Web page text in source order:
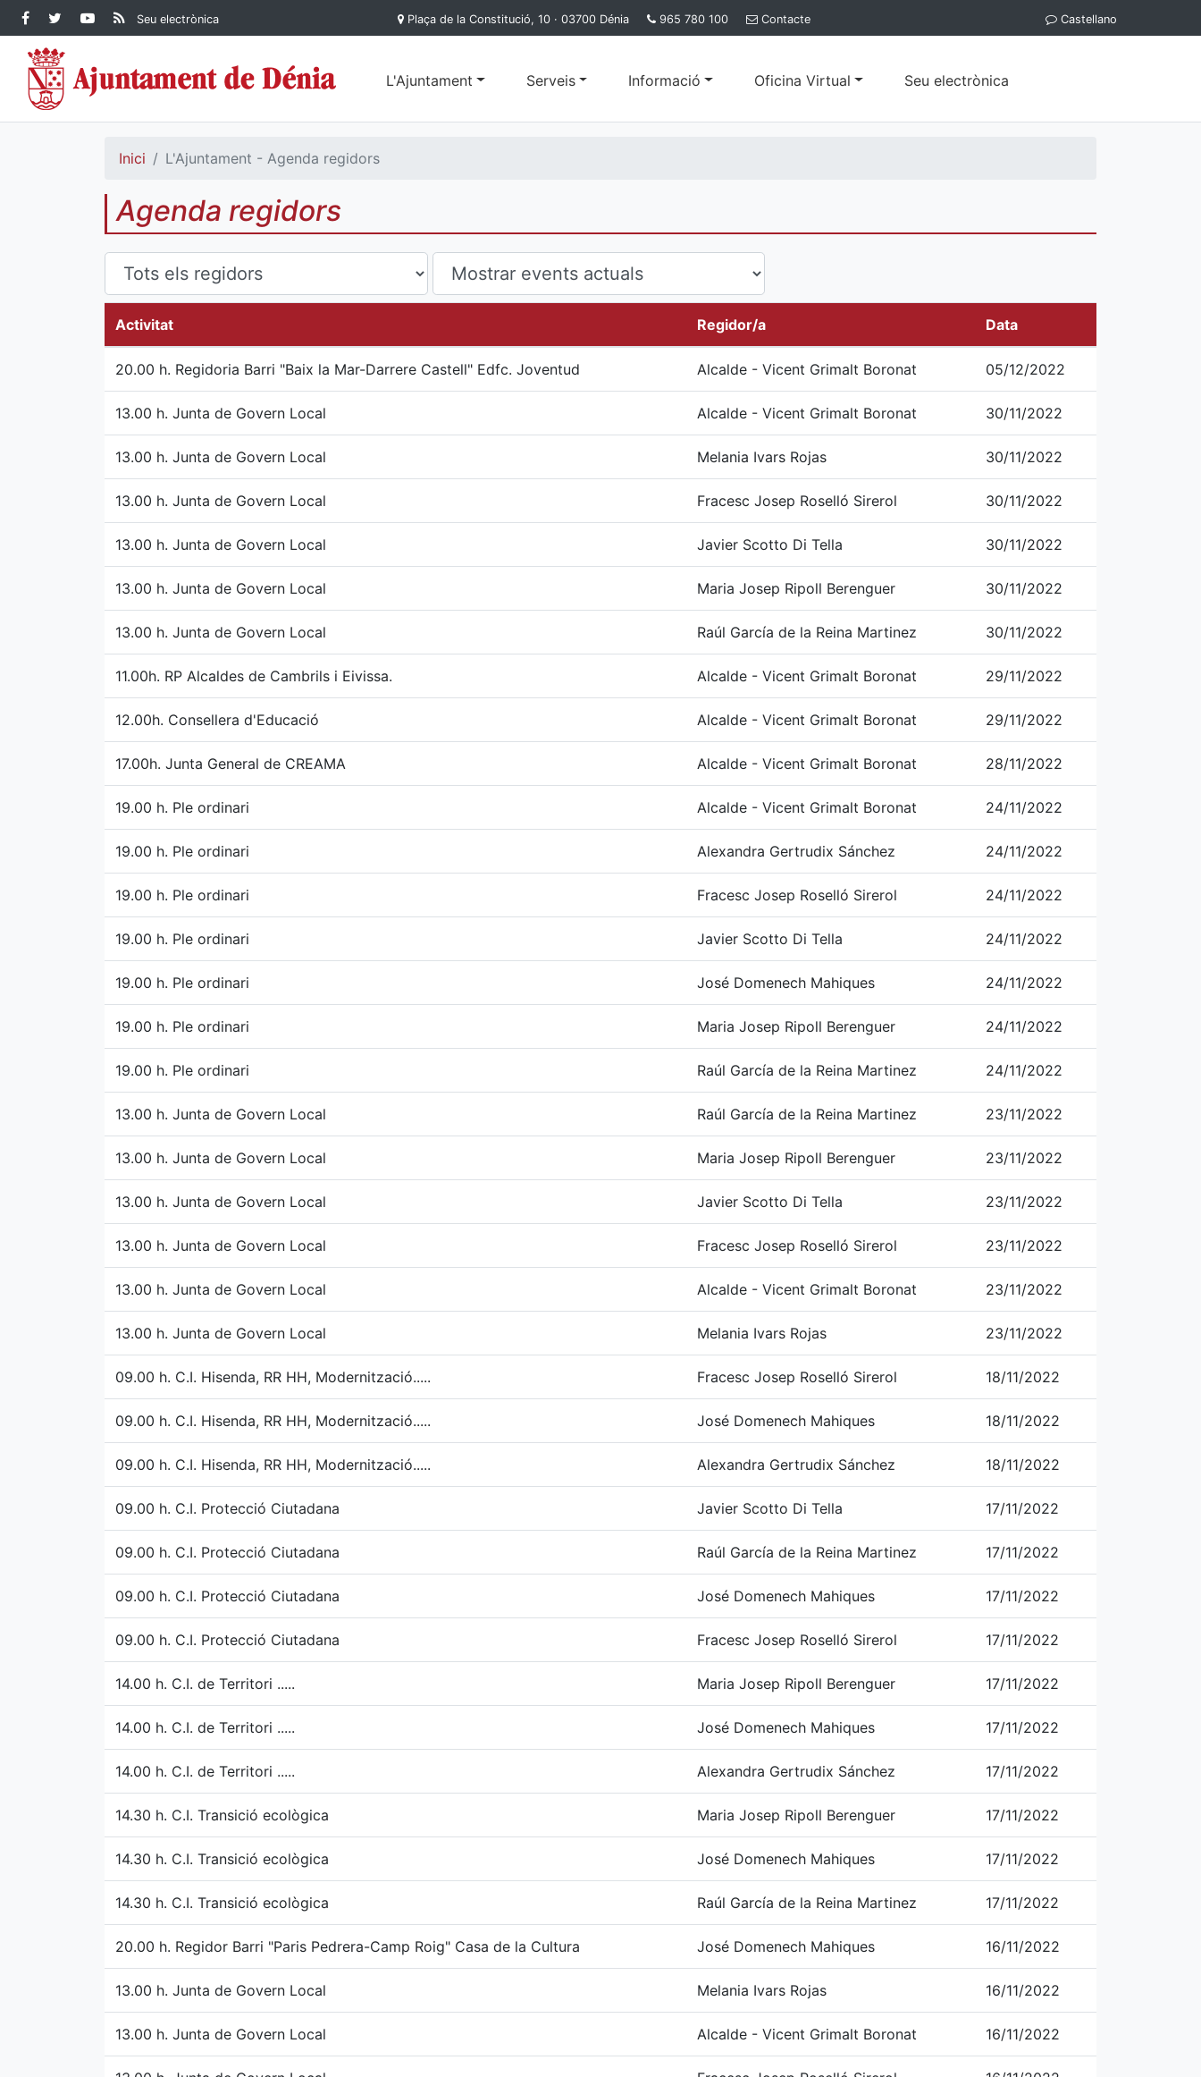
Contingut principal
Facebook Ajuntament de
Dénia
Twitter Ajuntament de
Dénia
YouTube Ajuntament
de Dénia
RSS Actualitat
Ajuntament de
Seu electrònica Plaça de la Constitució, 10 · 03700 Dénia 965 780 100 Contacte Castellano
L'Ajuntament Serveis Informació Oficina Virtual Seu electrònica
Inici L'Ajuntament - Agenda regidors
Agenda regidors
Activitat Regidor/a Data
20.00 h. Regidoria Barri "Baix la Mar-Darrere Castell" Edfc. Joventud Alcalde - Vicent Grimalt Boronat 05/12/2022
13.00 h. Junta de Govern Local Alcalde - Vicent Grimalt Boronat 30/11/2022
13.00 h. Junta de Govern Local Melania Ivars Rojas 30/11/2022
13.00 h. Junta de Govern Local Fracesc Josep Roselló Sirerol 30/11/2022
13.00 h. Junta de Govern Local Javier Scotto Di Tella 30/11/2022
13.00 h. Junta de Govern Local Maria Josep Ripoll Berenguer 30/11/2022
13.00 h. Junta de Govern Local Raúl García de la Reina Martinez 30/11/2022
11.00h. RP Alcaldes de Cambrils i Eivissa. Alcalde - Vicent Grimalt Boronat 29/11/2022
12.00h. Consellera d'Educació Alcalde - Vicent Grimalt Boronat 29/11/2022
17.00h. Junta General de CREAMA Alcalde - Vicent Grimalt Boronat 28/11/2022
19.00 h. Ple ordinari Alcalde - Vicent Grimalt Boronat 24/11/2022
19.00 h. Ple ordinari Alexandra Gertrudix Sánchez 24/11/2022
19.00 h. Ple ordinari Fracesc Josep Roselló Sirerol 24/11/2022
19.00 h. Ple ordinari Javier Scotto Di Tella 24/11/2022
19.00 h. Ple ordinari José Domenech Mahiques 24/11/2022
19.00 h. Ple ordinari Maria Josep Ripoll Berenguer 24/11/2022
19.00 h. Ple ordinari Raúl García de la Reina Martinez 24/11/2022
13.00 h. Junta de Govern Local Raúl García de la Reina Martinez 23/11/2022
13.00 h. Junta de Govern Local Maria Josep Ripoll Berenguer 23/11/2022
13.00 h. Junta de Govern Local Javier Scotto Di Tella 23/11/2022
13.00 h. Junta de Govern Local Fracesc Josep Roselló Sirerol 23/11/2022
13.00 h. Junta de Govern Local Alcalde - Vicent Grimalt Boronat 23/11/2022
13.00 h. Junta de Govern Local Melania Ivars Rojas 23/11/2022
09.00 h. C.I. Hisenda, RR HH, Modernització..... Fracesc Josep Roselló Sirerol 18/11/2022
09.00 h. C.I. Hisenda, RR HH, Modernització..... José Domenech Mahiques 18/11/2022
09.00 h. C.I. Hisenda, RR HH, Modernització..... Alexandra Gertrudix Sánchez 18/11/2022
09.00 h. C.I. Protecció Ciutadana Javier Scotto Di Tella 17/11/2022
09.00 h. C.I. Protecció Ciutadana Raúl García de la Reina Martinez 17/11/2022
09.00 h. C.I. Protecció Ciutadana José Domenech Mahiques 17/11/2022
09.00 h. C.I. Protecció Ciutadana Fracesc Josep Roselló Sirerol 17/11/2022
14.00 h. C.I. de Territori ..... Maria Josep Ripoll Berenguer 17/11/2022
14.00 h. C.I. de Territori ..... José Domenech Mahiques 17/11/2022
14.00 h. C.I. de Territori ..... Alexandra Gertrudix Sánchez 17/11/2022
14.30 h. C.I. Transició ecològica Maria Josep Ripoll Berenguer 17/11/2022
14.30 h. C.I. Transició ecològica José Domenech Mahiques 17/11/2022
14.30 h. C.I. Transició ecològica Raúl García de la Reina Martinez 17/11/2022
20.00 h. Regidor Barri "Paris Pedrera-Camp Roig" Casa de la Cultura José Domenech Mahiques 16/11/2022
13.00 h. Junta de Govern Local Melania Ivars Rojas 16/11/2022
13.00 h. Junta de Govern Local Alcalde - Vicent Grimalt Boronat 16/11/2022